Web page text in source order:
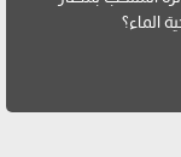
الماء؟